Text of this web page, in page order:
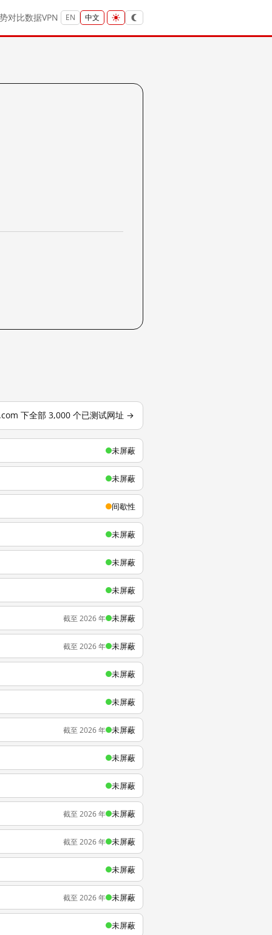
对比数据VPN EN 中文
下全部 3,000 个已测试网址 →
未屏蔽
未屏蔽
间歇性
未屏蔽
未屏蔽
未屏蔽
截至 2026 年 未屏蔽
截至 2026 年 未屏蔽
未屏蔽
未屏蔽
截至 2026 年 未屏蔽
未屏蔽
未屏蔽
截至 2026 年 未屏蔽
截至 2026 年 未屏蔽
未屏蔽
截至 2026 年 未屏蔽
未屏蔽